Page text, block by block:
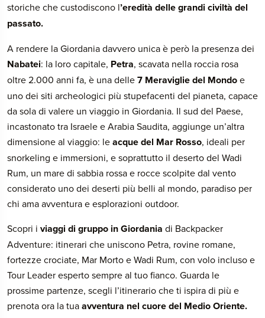
storiche che custodiscono l’eredità delle grandi civiltà del
passato.
A rendere la Giordania davvero unica è però la presenza dei
Nabatei: la loro capitale, Petra, scavata nella roccia rosa
oltre 2.000 anni fa, è una delle7 Meraviglie del Mondoe
uno dei siti archeologici più stupefacenti del pianeta, capace
da sola di valere un viaggio in Giordania. Il sud del Paese,
incastonato tra Israele e Arabia Saudita, aggiunge un’altra
dimensione al viaggio: leacque del Mar Rosso, ideali per
snorkeling e immersioni, e soprattutto il deserto del Wadi
Rum, un mare di sabbia rossa e rocce scolpite dal vento
considerato uno dei deserti più belli al mondo, paradiso per
chi ama avventura e esplorazioni outdoor.
Scopri i viaggi di gruppo in Giordania di Backpacker
Adventure: itinerari che uniscono Petra, rovine romane,
fortezze crociate, Mar Morto e Wadi Rum, con volo incluso e
Tour Leader esperto sempre al tuo fianco. Guarda le
prossime partenze, scegli l’itinerario che ti ispira di più e
prenota ora la tuaavventura nel cuore del Medio Oriente.